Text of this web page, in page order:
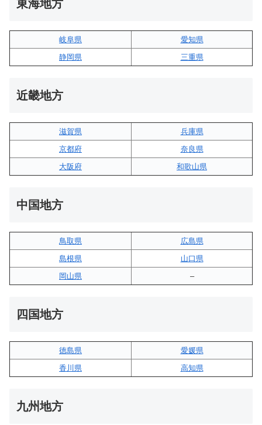
東海地方
岐阜県
愛知県
静岡県
三重県
近畿地方
滋賀県
兵庫県
京都府
奈良県
大阪府
和歌山県
中国地方
鳥取県
広島県
島根県
山口県
岡山県
–
四国地方
徳島県
愛媛県
香川県
高知県
九州地方